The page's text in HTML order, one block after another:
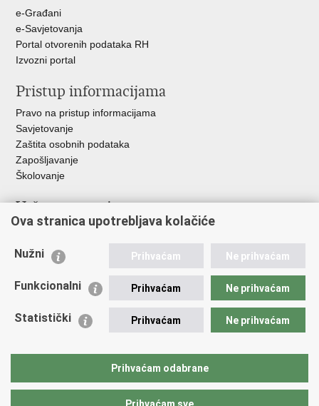
e-Građani
e-Savjetovanja
Portal otvorenih podataka RH
Izvozni portal
Pristup informacijama
Pravo na pristup informacijama
Savjetovanje
Zaštita osobnih podataka
Zapošljavanje
Školovanje
Važne poveznice
Ministarstvo unutarnjih poslova
Udruge
Policijska akademija
Zaklada policijske solidarnosti
Vučetić"
Ova stranica upotrebljava kolačiće
Nužni Prihvaćam Ne prihvaćam
Funkcionalni Prihvaćam Ne prihvaćam
Statistički Prihvaćam Ne prihvaćam
Prihvaćam odabrane